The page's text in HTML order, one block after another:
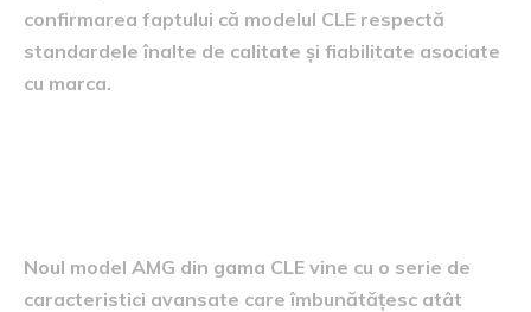
confirmarea faptului că modelul CLE respectă
standardele înalte de calitate și fiabilitate asociate
cu marca.
Noul model AMG din gama CLE vine cu o serie de
caracteristici avansate care îmbunătățesc atât